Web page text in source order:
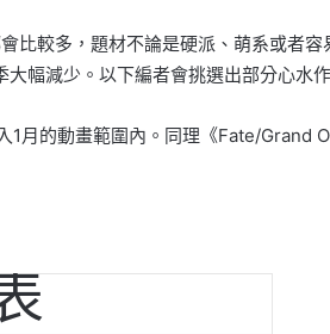
比較多，題材不論是硬派、萌系或者容
大幅減少。以下編者會挑選出部分心水
1月的動畫範圍內。同理《Fate/Grand